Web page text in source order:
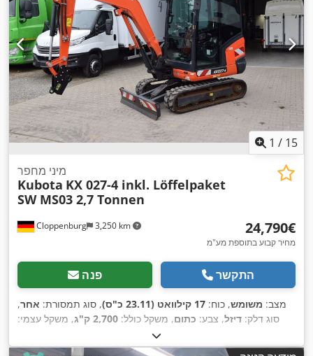
1 / 15
Cloppenburg 3,250 km
מיני מחפר
Kubota KX 027-4 inkl. Löffelpaket
SW MS03 2,7 Tonnen
‏24,790 ‏€
מחיר קבוע בתוספת מע"מ
פנה התקשר
מצב: משומש, כוח: 17 קילוואט (23.11 כ"ס) , סוג תמסורת: אחר,
סוג דלק: דיזל, צבע: כתום, משקל כולל: 2,700 ק"ג
, משקל עצמי:
2,665 ק"ג
מצב הנעה:60 אחוז , מספר מושבים:1, רישום ראשוני:12/2020
,